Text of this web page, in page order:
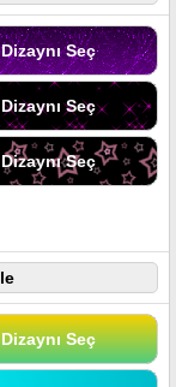
Seç
Seç
Seç
Seç